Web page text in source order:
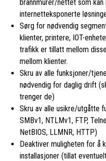
brannmurer/nettet som
internetteksponerte
Sørg for nødvendig
klienter, printere, IOT-
trafikk er tillatt mellom
mellom klienter.
Skru av alle funksjoner/
nødvendig for daglig drift
trenger de)
Skru av alle usikre/utgåtte
SMBv1, NTLMv1, FTP,
NetBIOS, LLMNR, HTTP)
Deaktiver muligheten for å
installasjoner (tillat